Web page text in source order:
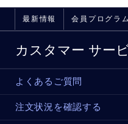
最新情報 会員プログラム
カスタマー サー
よくあるご質問
注文状況を確認する